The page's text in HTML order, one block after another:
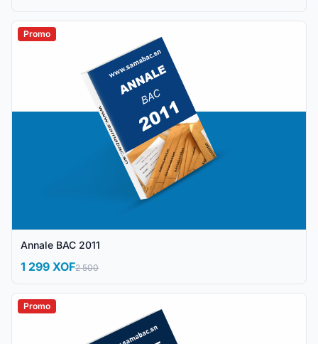
Promo
Annale BAC 2011
1 299 XOF2 500
Promo